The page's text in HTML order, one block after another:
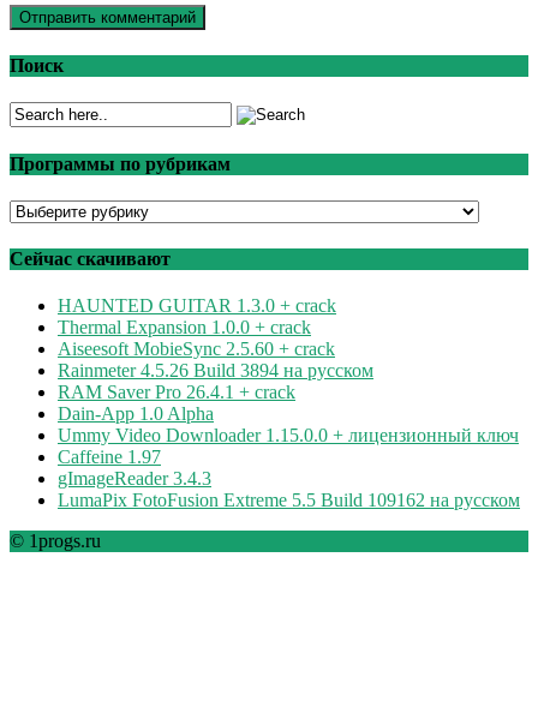
Поиск
Программы по рубрикам
Программы
рубрикам
Сейчас скачивают
HAUNTED GUITAR 1.3.0 + crack
Thermal Expansion 1.0.0 + crack
Aiseesoft MobieSync 2.5.60 + crack
Rainmeter 4.5.26 Build 3894 на русском
RAM Saver Pro 26.4.1 + crack
Dain-App 1.0 Alpha
Ummy Video Downloader 1.15.0.0 + лицензионный ключ
Caffeine 1.97
gImageReader 3.4.3
LumaPix FotoFusion Extreme 5.5 Build 109162 на русском
© 1progs.ru